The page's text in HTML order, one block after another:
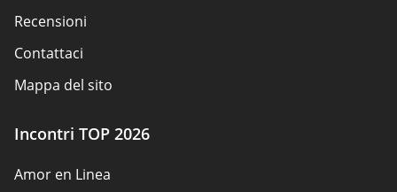
Recensioni
Contattaci
Mappa del sito
Incontri TOP 2026
Amor en Linea